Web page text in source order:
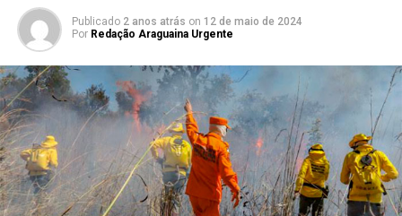
Publicado 2 anos atrás on 12 de maio de 2024
Por Redação Araguaina Urgente